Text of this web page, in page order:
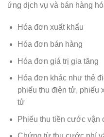
ứng dịch vụ và bán hàng
Hóa đơn xuất khẩu
Hóa đơn bán hàng
Hóa đơn giá trị gia tăng
Hóa đơn khác như thẻ
phiếu thu điện tử, phiếu
tử
Phiếu thu tiền cước vận